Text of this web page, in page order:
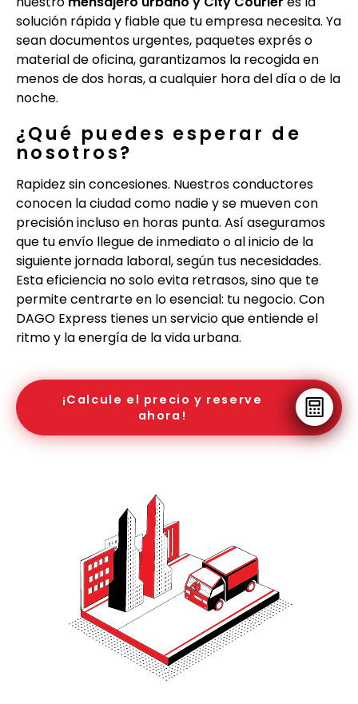
solución rápida y fiable que tu empresa necesita. Ya
sean documentos urgentes, paquetes exprés o
material de oficina, garantizamos la recogida en
menos de dos horas, a cualquier hora del día o de la
noche.
¿Qué puedes esperar de
nosotros?
Rapidez sin concesiones. Nuestros conductores
conocen la ciudad como nadie y se mueven con
precisión incluso en horas punta. Así aseguramos
que tu envío llegue de inmediato o al inicio de la
siguiente jornada laboral, según tus necesidades.
Esta eficiencia no solo evita retrasos, sino que te
permite centrarte en lo esencial: tu negocio. Con
DAGO Express tienes un servicio que entiende el
ritmo y la energía de la vida urbana.
¡Calcule el precio y reserve
ahora!